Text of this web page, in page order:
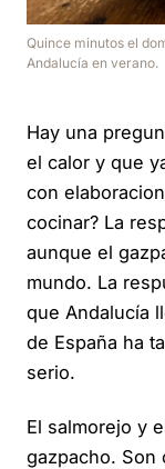
Quince minutos el
Andalucía en verano.
Hay una
el calor y que
con
cocinar? La
aunque el
mundo. La
que Andalucía
de España ha
serio.
El salmorejo y
gazpacho. Son